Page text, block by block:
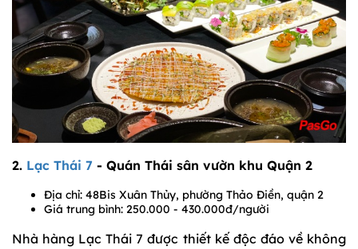
2. Lạc Thái 7 - Quán Thái sân vườn khu Quận 2
Địa chỉ: 48Bis Xuân Thủy, phường Thảo Điền, quận 2
Giá trung bình: 250.000 - 430.000đ/người
Nhà hàng Lạc Thái 7 được thiết kế độc đáo về không